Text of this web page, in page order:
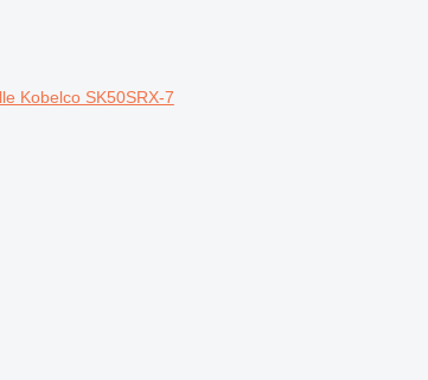
Kobelco SK50SRX-7